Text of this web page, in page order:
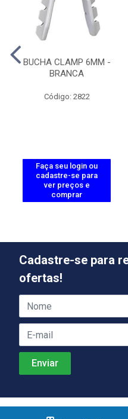
BUCHA CLAMP 6MM -
BRANCA
Código: 2822
Faça seu login ou
cadastre-se para
ver preços e
comprar
Cadastre-se para
ofertas!